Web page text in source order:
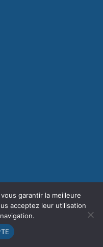
garantir la meilleure
acceptez leur utilisation